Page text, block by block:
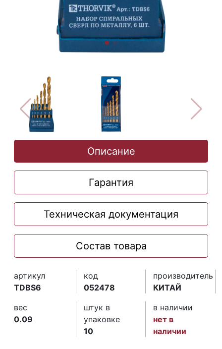
Описание
Гарантия
Техническая документация
Состав товара
артикул
TDBS6
код
052478
производитель
КИТАЙ
вес
0.09
штук в
упаковке
10
в наличии
нет в
наличии